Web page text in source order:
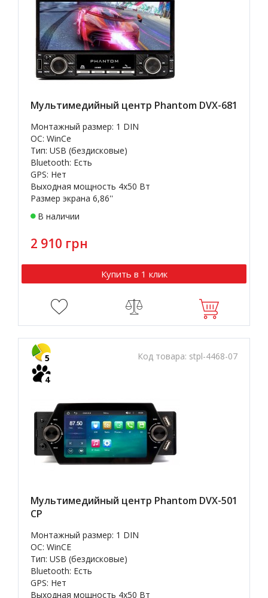
Мультимедийный центр Phantom DVX-681
Монтажный размер: 1 DIN
OC: WinCe
Тип: USB (бездисковые)
Bluetooth: Есть
GPS: Нет
Выходная мощность 4х50 Вт
Размер экрана 6,86''
В наличии
2 910 грн
Купить в 1 клик
Код товара: stpl-4468-07
5
4
Мультимедийный центр Phantom DVX-501
CP
Монтажный размер: 1 DIN
OC: WinCE
Тип: USB (бездисковые)
Bluetooth: Есть
GPS: Нет
Выходная мощность 4х50 Вт